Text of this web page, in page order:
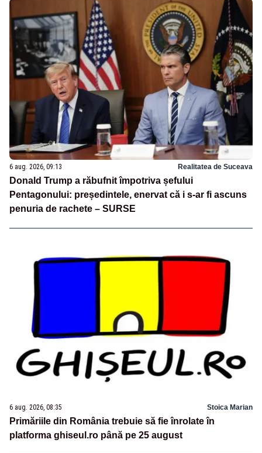
6 aug. 2026, 09:13 Realitatea de Suceava
Donald Trump a răbufnit împotriva șefului
Pentagonului: președintele, enervat că i s-ar fi ascuns
penuria de rachete – SURSE
6 aug. 2026, 08:35 Stoica Marian
Primăriile din România trebuie să fie înrolate în
platforma ghiseul.ro până pe 25 august